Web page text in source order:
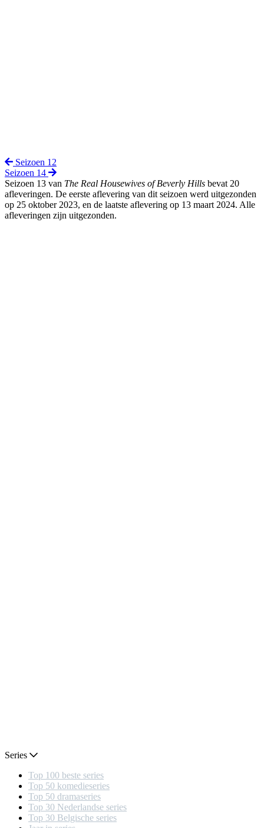
Seizoen 12
Seizoen 14
Seizoen 13 van The Real Housewives of Beverly Hills bevat 20
afleveringen. De eerste aflevering van dit seizoen werd uitgezonden
op 25 oktober 2023, en de laatste aflevering op 13 maart 2024. Alle
afleveringen zijn uitgezonden.
Series
Top 100 beste series
Top 50 komedieseries
Top 50 dramaseries
Top 30 Nederlandse series
Top 30 Belgische series